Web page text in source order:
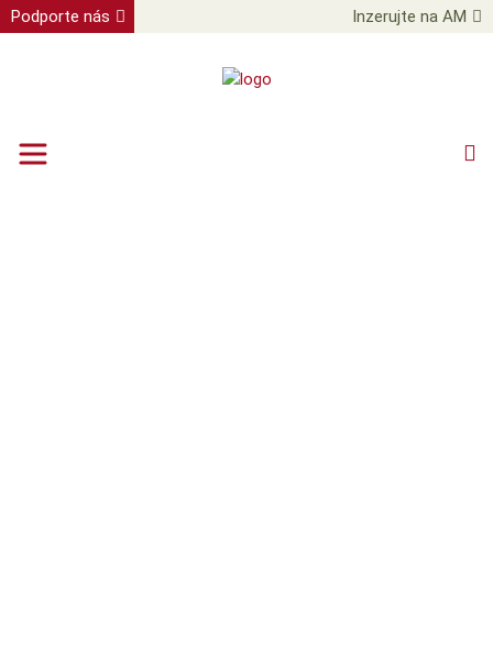
Podporte nás Inzerujte na AM